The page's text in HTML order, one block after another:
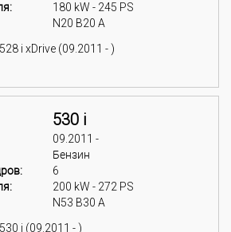
180 kW - 245 PS
N20 B20 A
i xDrive (09.2011 - )
530 i
09.2011 -
Бензин
6
200 kW - 272 PS
N53 B30 A
i (09.2011 - )